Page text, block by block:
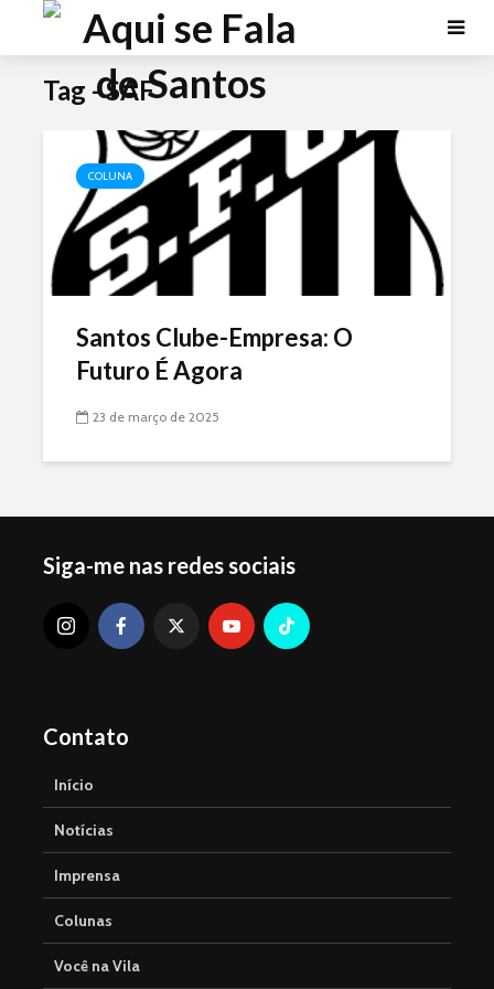
Tag - SAF
COLUNA
Santos Clube-Empresa: O
Futuro É Agora
23 de março de 2025
Siga-me nas redes sociais
Contato
Início
Notícias
Imprensa
Colunas
Você na Vila